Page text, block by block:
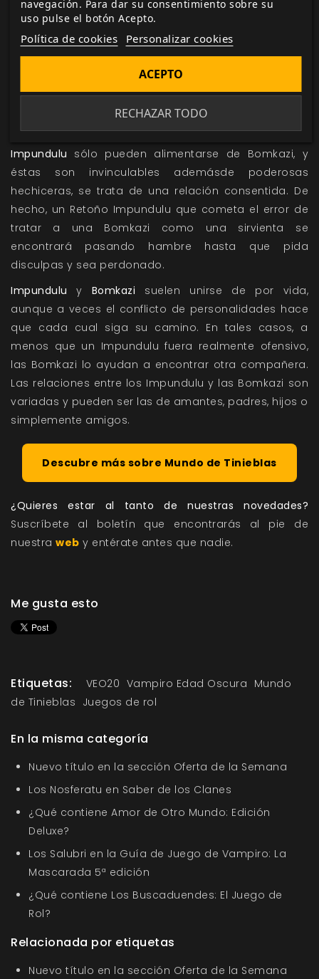
personalizados.
Refugio y presa
en la residencia que escoja. Las
magia de vida para curarse, por lo que se necesita
un Rebaño muy reducido para cada Impundulu (a
veces de sólo una Bomkazi). Debido a que los
Impundulu sólo pueden alimentarse de Bomkazi, y
éstas son invinculables ademásde poderosas
hechiceras, se trata de una relación consentida. De
hecho, un Retoño Impundulu que cometa el error de
tratar a una Bomkazi como una sirvienta se
encontrará pasando hambre hasta que pida
disculpas y sea perdonado.
Impundulu y Bomkazi suelen unirse de por vida,
aunque a veces el conflicto de personalidades hace
que cada cual siga su camino. En tales casos, a
menos que un Impundulu fuera realmente ofensivo,
las Bomkazi lo ayudan a encontrar otra compañera.
Las relaciones entre los Impundulu y las Bomkazi son
variadas y pueden ser las de amantes, padres, hijos o
simplemente amigos.
Descubre más sobre Mundo de Tinieblas
¿Quieres estar al tanto de nuestras novedades?
Suscríbete al boletín que encontrarás al pie de
nuestra web y entérate antes que nadie.
Me gusta esto
Etiquetas: VEO20 Vampiro Edad Oscura Mundo
de Tinieblas Juegos de rol
En la misma categoría
Nuevo título en la sección Oferta de la Semana
Los Nosferatu en Saber de los Clanes
¿Qué contiene Amor de Otro Mundo: Edición
Deluxe?
Los Salubri en la Guía de Juego de Vampiro: La
Mascarada 5ª edición
¿Qué contiene Los Buscaduendes: El Juego de
Rol?
Relacionada por etiquetas
Nuevo título en la sección Oferta de la Semana
navegación. Para dar su consentimiento sobre su
uso pulse el botón Acepto.
Política de cookies Personalizar cookies
RECHAZAR TODO
ACEPTO